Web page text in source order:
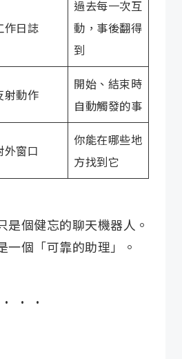
作日誌
過去每一次互
動，事後翻得
到
射動作
開始、結束時
自動觸發的事
外窗口
你能在哪些地
方找到它
是個健忘的聊天機器人。
一個「可靠的助理」。